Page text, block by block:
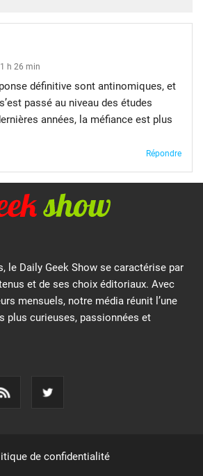
h 26 min
définitive sont antinomiques, et
passé au niveau des études
années, la méfiance est plus
Répondre
le Daily Geek Show se caractérise par
et de ses choix éditoriaux. Avec
mensuels, notre média réunit l’une
plus curieuses, passionnées et
de confidentialité